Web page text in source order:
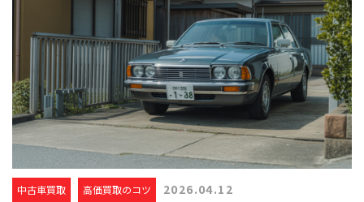
中古車買取 高価買取のコツ 2026.04.12